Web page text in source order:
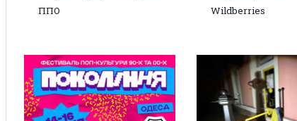
ППО
Wildberries